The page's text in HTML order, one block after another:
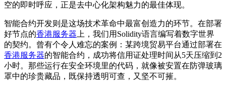
空的即时呼应，正是去中心化架构魅力的最佳体现。
智能合约开发则是这场技术革命中最富创造力的环节。在部署
好节点的香港服务器 上，我们用Solidity语言编写着数字世界
的契约。曾有个令人难忘的案例：某跨境贸易平台通过部署在
香港服务器的智能合约，成功将信用证处理时间从5天压缩到2
小时。那些运行在安全环境里的代码，就像被安置在防弹玻璃
罩中的珍贵藏品，既保持透明可查，又坚不可摧。